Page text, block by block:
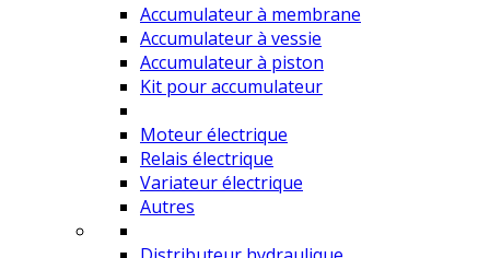
Accumulateur à membrane
Accumulateur à vessie
Accumulateur à piston
Kit pour accumulateur
Moteur électrique
Relais électrique
Variateur électrique
Autres